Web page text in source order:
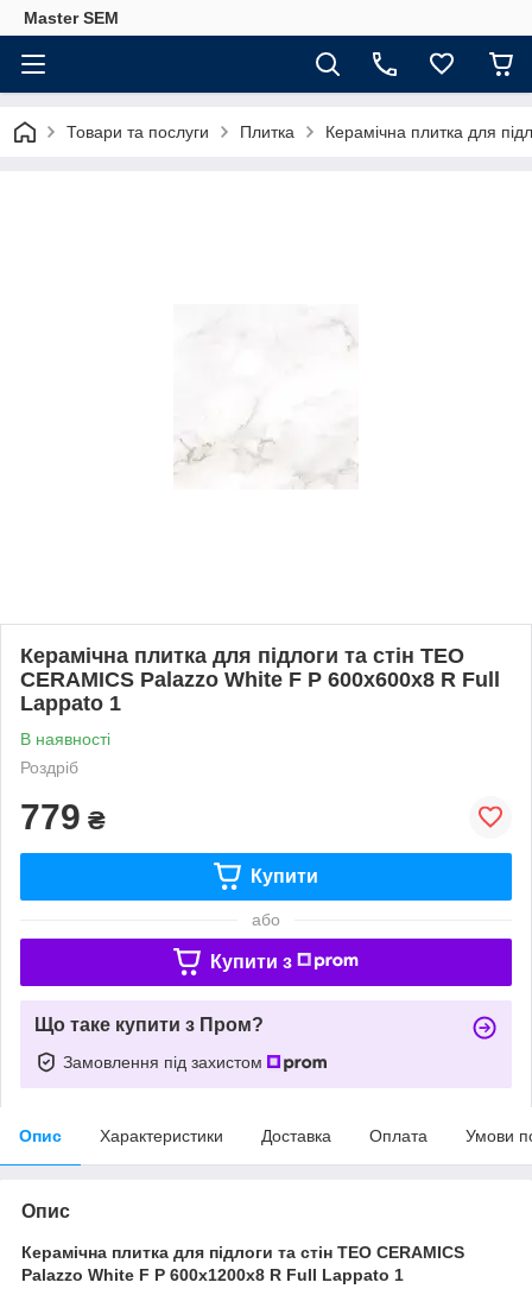
Master SEM
Товари та послуги Плитка Керамічна плитка для
Керамічна плитка для підлоги та стін TEO
CERAMICS Palazzo White F P 600x600x8 R Full
Lappato 1
В наявності
Роздріб
779 ₴
Купити
або
Купити з
Що таке купити з Пром?
Замовлення під захистом
Опис Характеристики Доставка Оплата Умови
Опис
Керамічна плитка для підлоги та стін TEO CERAMICS
Palazzo White F P 600x1200x8 R Full Lappato 1